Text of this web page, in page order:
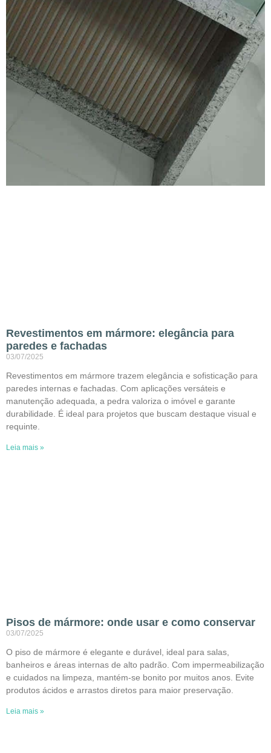
Revestimentos em mármore: elegância para
paredes e fachadas
03/07/2025
Revestimentos em mármore trazem elegância e sofisticação para
paredes internas e fachadas. Com aplicações versáteis e
manutenção adequada, a pedra valoriza o imóvel e garante
durabilidade. É ideal para projetos que buscam destaque visual e
requinte.
Leia mais »
Pisos de mármore: onde usar e como conservar
03/07/2025
O piso de mármore é elegante e durável, ideal para salas,
banheiros e áreas internas de alto padrão. Com impermeabilização
e cuidados na limpeza, mantém-se bonito por muitos anos. Evite
produtos ácidos e arrastos diretos para maior preservação.
Leia mais »